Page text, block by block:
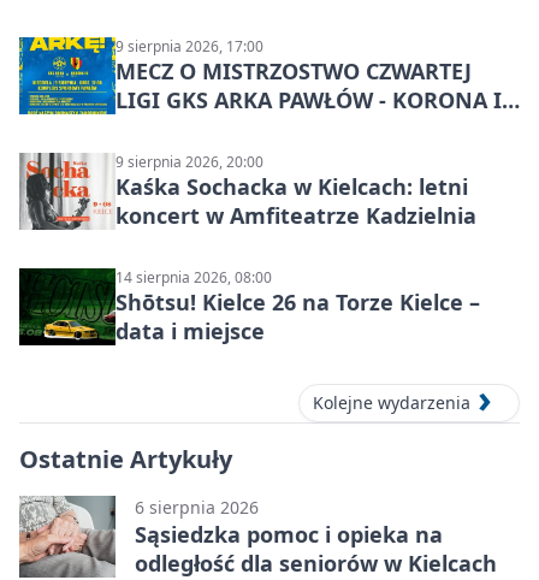
9 sierpnia 2026, 17:00
MECZ O MISTRZOSTWO CZWARTEJ
LIGI GKS ARKA PAWŁÓW - KORONA III
9 sierpnia 2026, 20:00
Kaśka Sochacka w Kielcach: letni
koncert w Amfiteatrze Kadzielnia
14 sierpnia 2026, 08:00
Shōtsu! Kielce 26 na Torze Kielce –
data i miejsce
Kolejne wydarzenia
Ostatnie Artykuły
6 sierpnia 2026
Sąsiedzka pomoc i opieka na
odległość dla seniorów w Kielcach